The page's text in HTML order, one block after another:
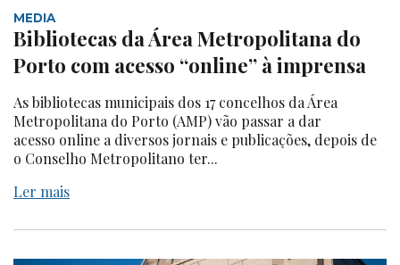
MEDIA
Bibliotecas da Área Metropolitana do
Porto com acesso “online” à imprensa
As bibliotecas municipais dos 17 concelhos da Área
Metropolitana do Porto (AMP) vão passar a dar
acesso online a diversos jornais e publicações, depois de
o Conselho Metropolitano ter...
Ler mais